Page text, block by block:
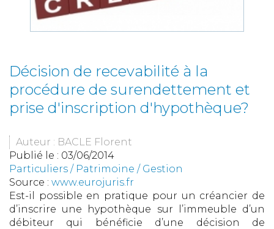
Décision de recevabilité à la
procédure de surendettement et
prise d'inscription d'hypothèque?
Auteur : BACLE Florent
Publié le : 03/06/2014
Particuliers / Patrimoine / Gestion
Source : www.eurojuris.fr
Est-il possible en pratique pour un créancier de
d’inscrire une hypothèque sur l’immeuble d’un
débiteur qui bénéficie d’une décision de